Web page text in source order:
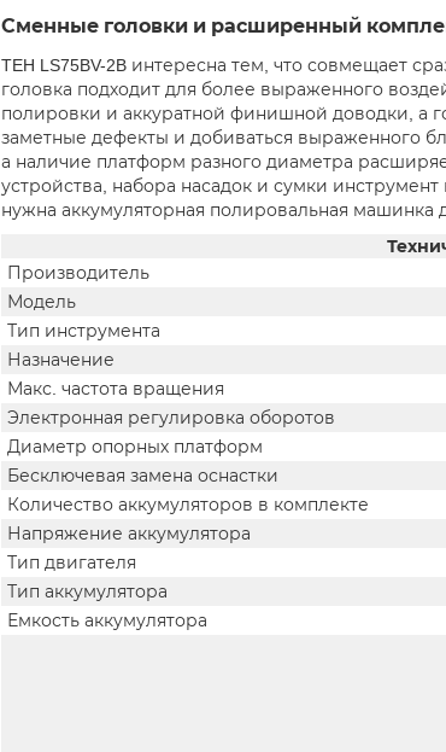
Сменные головки и расширенный
TEH LS75BV-2B интересна тем, что совмещает
головка подходит для более выраженного
полировки и аккуратной финишной доводки, а
заметные дефекты и добиваться выраженного
а наличие платформ разного диаметра
устройства, набора насадок и сумки
нужна аккумуляторная полировальная машинка
Производитель
Модель
Тип инструмента
Назначение
Макс. частота вращения
Электронная регулировка оборотов
Диаметр опорных платформ
Бесключевая замена оснастки
Количество аккумуляторов в комплекте
Напряжение аккумулятора
Тип двигателя
Тип аккумулятора
Емкость аккумулятора